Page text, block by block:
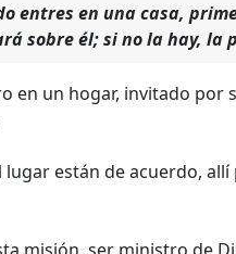
entres en una casa,
sobre él; si no la hay, la
en un hogar, invitado por
están de acuerdo,